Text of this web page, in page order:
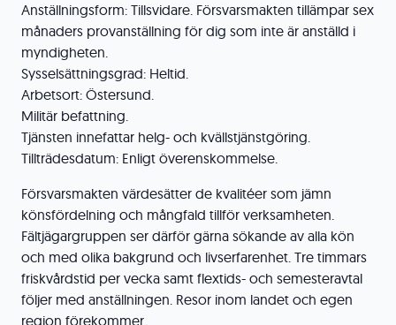
Anställningsform: Tillsvidare. Försvarsmakten tillämpar sex
månaders provanställning för dig som inte är anställd i
myndigheten.
Sysselsättningsgrad: Heltid.
Arbetsort: Östersund.
Militär befattning.
Tjänsten innefattar helg- och kvällstjänstgöring.
Tillträdesdatum: Enligt överenskommelse.
Försvarsmakten värdesätter de kvalitéer som jämn
könsfördelning och mångfald tillför verksamheten.
Fältjägargruppen ser därför gärna sökande av alla kön
och med olika bakgrund och livserfarenhet. Tre timmars
friskvårdstid per vecka samt flextids- och semesteravtal
följer med anställningen. Resor inom landet och egen
region förekommer.